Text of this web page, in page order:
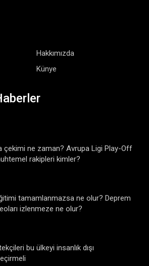
Hakkımızda
Künye
çekimi ne zaman? Avrupa Ligi Play-Off
rakipleri kimler?
tamamlanmazsa ne olur? Deprem
izlenmeze ne olur?
bu ülkeyi insanlık dışı